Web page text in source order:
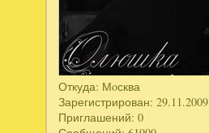
Откуда: Мoсква
Зарегистрирован: 29.11.2009
Приглашений: 0